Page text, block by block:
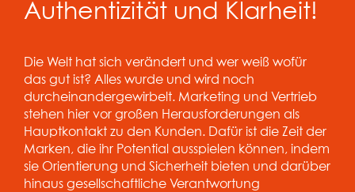
Authentizität und Klarheit!
Die Welt hat sich verändert und wer weiß wofür
das gut ist? Alles wurde und wird noch
durcheinandergewirbelt. Marketing und Vertrieb
stehen hier vor großen Herausforderungen als
Hauptkontakt zu den Kunden. Dafür ist die Zeit der
Marken, die ihr Potential ausspielen können, indem
sie Orientierung und Sicherheit bieten und darüber
hinaus gesellschaftliche Verantwortung